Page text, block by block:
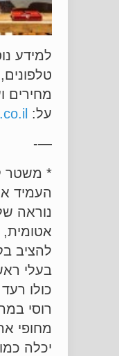
למידע
מחירים
על:
—-
* משטר
העמיד
נוראה
להציב
בעלי
כולו
מחופי
יכלה